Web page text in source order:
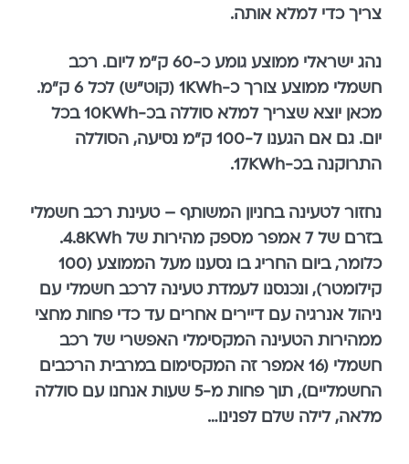
צריך כדי למלא אותה.
נהג ישראלי ממוצע גומע כ-60 ק"מ ליום. רכב
חשמלי ממוצע צורך כ-1KWh (קוט"ש) לכל 6 ק"מ.
מכאן יוצא שצריך למלא סוללה בכ-10KWh בכל
יום. גם אם הגענו ל-100 ק"מ נסיעה, הסוללה
התרוקנה בכ-17KWh.
נחזור לטעינה בחניון המשותף – טעינת רכב חשמלי
בזרם של 7 אמפר מספק מהירות של 4.8KWh.
כלומר, ביום החריג בו נסענו מעל הממוצע (100
קילומטר), ונכנסנו לעמדת טעינה לרכב חשמלי עם
ניהול אנרגיה עם דיירים אחרים עד כדי פחות מחצי
ממהירות הטעינה המקסימלי האפשרי של רכב
חשמלי (16 אמפר זה המקסימום במרבית הרכבים
החשמליים), תוך פחות מ-5 שעות אנחנו עם סוללה
מלאה, לילה שלם לפנינו…